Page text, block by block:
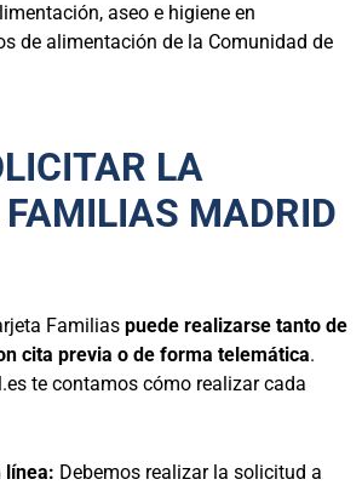
aseo e higiene en
de alimentación de la Comunidad de
LA
MADRID
Familias puede realizarse tanto de
cita previa o de forma telemática.
te contamos cómo realizar cada
línea: Debemos realizar la solicitud a